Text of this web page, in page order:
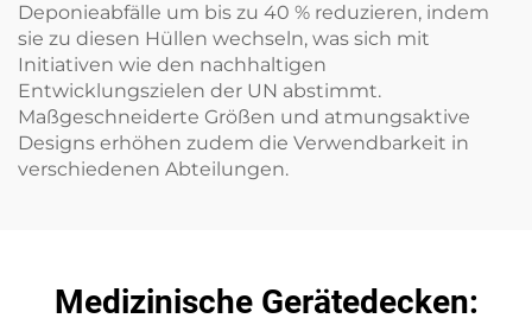
Deponieabfälle um bis zu 40 % reduzieren, indem
sie zu diesen Hüllen wechseln, was sich mit
Initiativen wie den nachhaltigen
Entwicklungszielen der UN abstimmt.
Maßgeschneiderte Größen und atmungsaktive
Designs erhöhen zudem die Verwendbarkeit in
verschiedenen Abteilungen.
Medizinische Gerätedecken: